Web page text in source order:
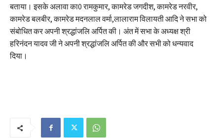
बताया। इसके अलावा का0 रामकुमार, कामरेड जगदीश, कामरेड नरवीर,
कामरेड बलबीर, कामरेड मदनलाल वर्मा,लालाराम विलायती आदि ने सभा को
संबोधित कर अपनी श्रद्धांजलि अर्पित की। अंत में सभा के अध्यक्ष श्री
हरिनंदन यादव जी ने अपनी श्रद्धांजलि अर्पित की और सभी को धन्यवाद
दिया।